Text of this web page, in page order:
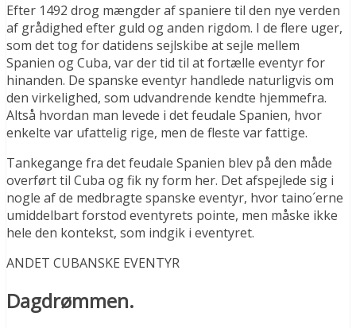
Efter 1492 drog mængder af spaniere til den nye verden
af grådighed efter guld og anden rigdom. I de flere uger,
som det tog for datidens sejlskibe at sejle mellem
Spanien og Cuba, var der tid til at fortælle eventyr for
hinanden. De spanske eventyr handlede naturligvis om
den virkelighed, som udvandrende kendte hjemmefra.
Altså hvordan man levede i det feudale Spanien, hvor
enkelte var ufattelig rige, men de fleste var fattige.
Tankegange fra det feudale Spanien blev på den måde
overført til Cuba og fik ny form her. Det afspejlede sig i
nogle af de medbragte spanske eventyr, hvor taino´erne
umiddelbart forstod eventyrets pointe, men måske ikke
hele den kontekst, som indgik i eventyret.
ANDET CUBANSKE EVENTYR
Dagdrømmen.